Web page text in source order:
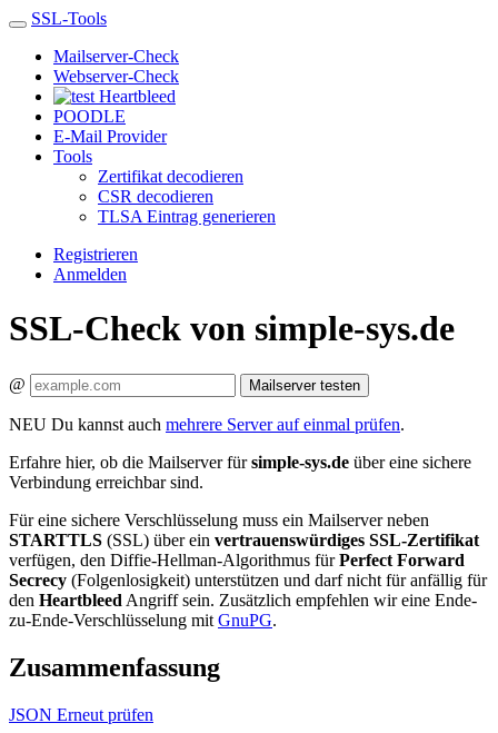
SSL-Tools
Mailserver-Check
Webserver-Check
Heartbleed
POODLE
E-Mail Provider
Tools
Zertifikat decodieren
CSR decodieren
TLSA Eintrag generieren
Registrieren
Anmelden
SSL-Check von simple-sys.de
@ Mailserver testen
NEU Du kannst auch mehrere Server auf einmal prüfen.
Erfahre hier, ob die Mailserver fürsimple-sys.de über eine sichere
Verbindung erreichbar sind.
Für eine sichere Verschlüsselung muss ein Mailserver neben
STARTTLS (SSL) über ein vertrauenswürdiges SSL-Zertifikat
verfügen, den Diffie-Hellman-Algorithmus fürPerfect Forward
Secrecy (Folgenlosigkeit) unterstützen und darf nicht für anfällig für
den Heartbleed Angriff sein. Zusätzlich empfehlen wir eine Ende-
zu-Ende-Verschlüsselung mit GnuPG.
Zusammenfassung
JSON Erneut prüfen